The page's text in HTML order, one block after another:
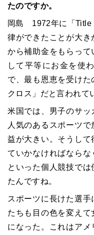
たのですか。
岡島 1972年に「Title
律ができたことが大
から補助金をもらっ
して平等にお金を使
で、最も恩恵を受け
クロス」だと言われて
米国では、男子のサッ
人気のあるスポーツ
益が大きい。そうして
ていかなければなら
といった個人競技で
たんですね。
スポーツに長けた選
たちも目の色を変えて
になった。これはア